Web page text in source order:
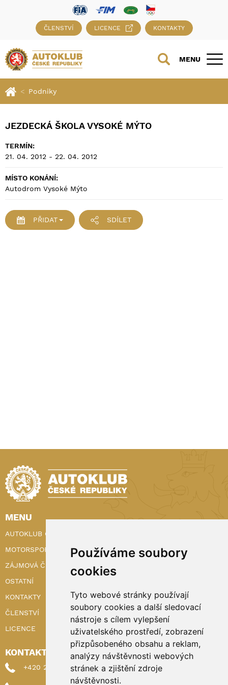
Používáme soubory
cookies
Tyto webové stránky používají
soubory cookies a další sledovací
nástroje s cílem vylepšení
uživatelského prostředí, zobrazení
přizpůsobeného obsahu a reklam,
analýzy návštěvnosti webových
stránek a zjištění zdroje
návštěvnosti.
ČLENSTVÍ LICENCE KONTAKTY
MENU
Podniky
JEZDECKÁ ŠKOLA VYSOKÉ MÝTO
TERMÍN:
21. 04. 2012 - 22. 04. 2012
MÍSTO KONÁNÍ:
Autodrom Vysoké Mýto
PŘIDAT SDÍLET
MENU
AUTOKLUB ČR
MOTORSPORT
ZÁJMOVÁ ČINNOST
OSTATNÍ
KONTAKTY
ČLENSTVÍ
LICENCE
KONTAKTY
+420 222 898 224 (sekretariat)